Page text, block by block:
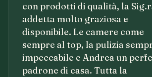
con prodotti di qualità, la
addetta molto graziosa e
disponibile. Le camere come
sempre al top, la pulizia
impeccabile e Andrea un
padrone di casa. Tutta la